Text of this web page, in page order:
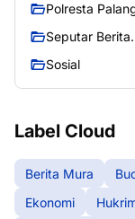
Polresta
Seputar Berita
Sosial
Label Cloud
Berita Mura
Ekonomi